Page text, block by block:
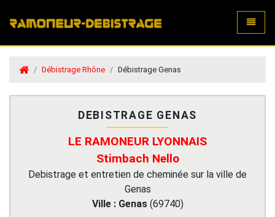
Débistrage Rhône Débistrage Genas
DEBISTRAGE GENAS
LE RAMONEUR LYONNAIS
Stimbach Nello
Debistrage et entretien de cheminée sur la ville de
Genas
Ville : Genas(69740)